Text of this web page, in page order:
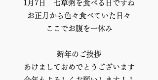
1月7日 七草粥を食べる日ですね
お正月から色々食べていた日々
ここでお腹を一休み
新年のご挨拶
あけましておめでとうございます